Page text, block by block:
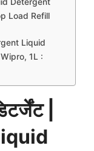
Load Refill
Liquid
1L :
|